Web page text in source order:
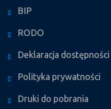
BIP
RODO
Deklaracja dostępności
Polityka prywatności
Druki do pobrania